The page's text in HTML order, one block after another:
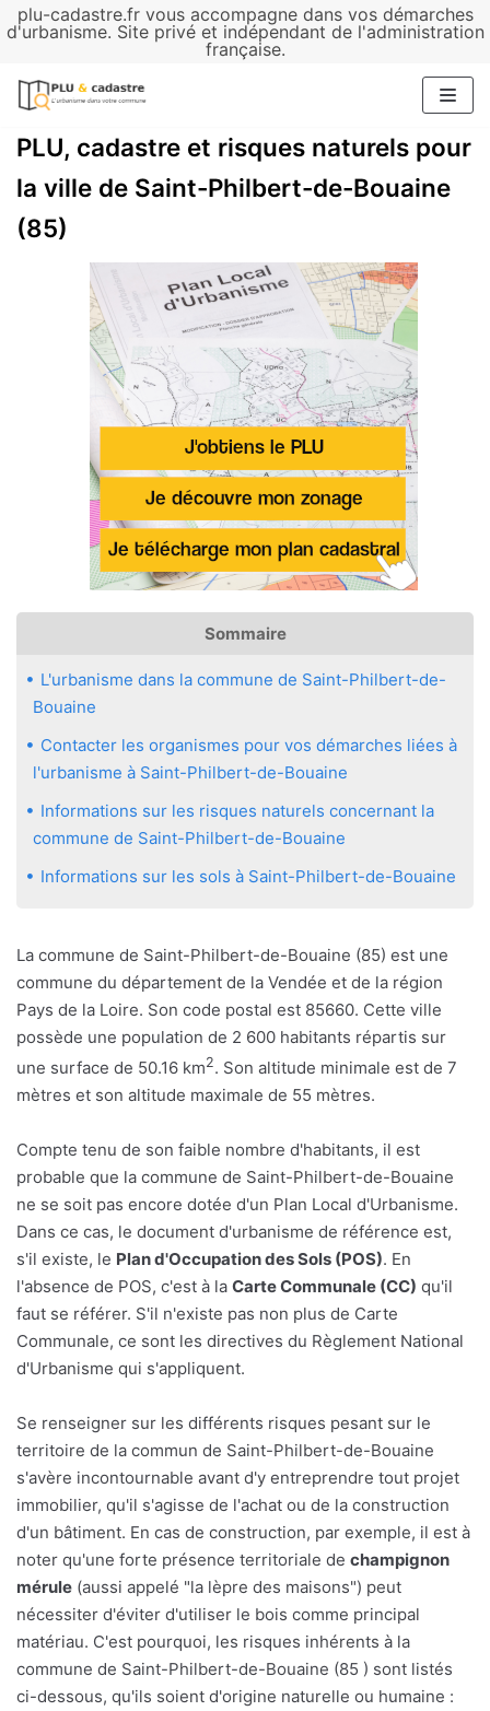
plu-cadastre.fr vous accompagne dans vos démarches
d'urbanisme. Site privé et indépendant de l'administration
française.
Aller
contenu
PLU, cadastre et risques naturels pour
la ville de Saint-Philbert-de-Bouaine
(85)
Sommaire
L'urbanisme dans la commune de Saint-Philbert-de-
Bouaine
Contacter les organismes pour vos démarches liées à
l'urbanisme à Saint-Philbert-de-Bouaine
Informations sur les risques naturels concernant la
commune de Saint-Philbert-de-Bouaine
Informations sur les sols à Saint-Philbert-de-Bouaine
La commune de Saint-Philbert-de-Bouaine (85) est une
commune du département de la Vendée et de la région
Pays de la Loire. Son code postal est 85660. Cette ville
possède une population de 2 600 habitants répartis sur
une surface de 50.16 km2. Son altitude minimale est de 7
mètres et son altitude maximale de 55 mètres.
Compte tenu de son faible nombre d'habitants, il est
probable que la commune de Saint-Philbert-de-Bouaine
ne se soit pas encore dotée d'un Plan Local d'Urbanisme.
Dans ce cas, le document d'urbanisme de référence est,
s'il existe, le Plan d'Occupation des Sols (POS). En
l'absence de POS, c'est à la Carte Communale (CC) qu'il
faut se référer. S'il n'existe pas non plus de Carte
Communale, ce sont les directives du Règlement National
d'Urbanisme qui s'appliquent.
Se renseigner sur les différents risques pesant sur le
territoire de la commun de Saint-Philbert-de-Bouaine
s'avère incontournable avant d'y entreprendre tout projet
immobilier, qu'il s'agisse de l'achat ou de la construction
d'un bâtiment. En cas de construction, par exemple, il est à
noter qu'une forte présence territoriale de champignon
mérule (aussi appelé "la lèpre des maisons") peut
nécessiter d'éviter d'utiliser le bois comme principal
matériau. C'est pourquoi, les risques inhérents à la
commune de Saint-Philbert-de-Bouaine (85 ) sont listés
ci-dessous, qu'ils soient d'origine naturelle ou humaine :